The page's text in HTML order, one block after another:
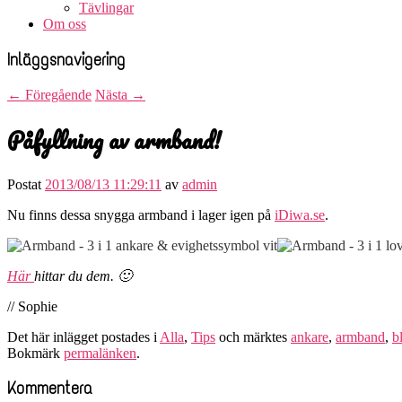
Tävlingar
Om oss
Inläggsnavigering
← Föregående Nästa →
Påfyllning av armband!
Postat 2013/08/13 11:29:11 av admin
Nu finns dessa snygga armband i lager igen på iDiwa.se.
Härhittar du dem. 🙂
// Sophie
Det här inlägget postades i Alla, Tips och märktes ankare, armband,
Bokmärk permalänken.
Kommentera